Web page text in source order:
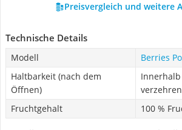
Preisvergleich und weitere
Technische Details
Modell
‎Berries
Haltbarkeit (nach dem
Öffnen)
Innerhalb
verzehren
Fruchtgehalt
100 %